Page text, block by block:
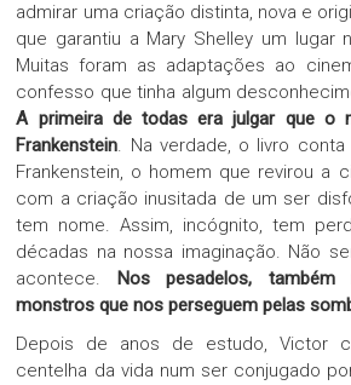
admirar uma criação distinta, nova e
que garantiu a Mary Shelley um lugar
Muitas foram as adaptações ao
confesso que tinha algum
A primeira de todas era julgar que o
Frankenstein. Na verdade, o livro
Frankenstein, o homem que revirou a
com a criação inusitada de um ser
tem nome. Assim, incógnito, tem
décadas na nossa imaginação. Não
acontece. Nos pesadelos,
monstros que nos perseguem pelas
Depois de anos de estudo, Victor
centelha da vida num ser conjugado